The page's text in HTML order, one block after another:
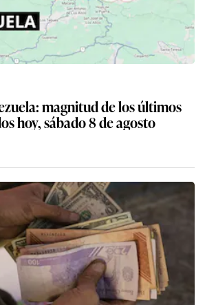
magnitud de los últimos
hoy, sábado 8 de agosto